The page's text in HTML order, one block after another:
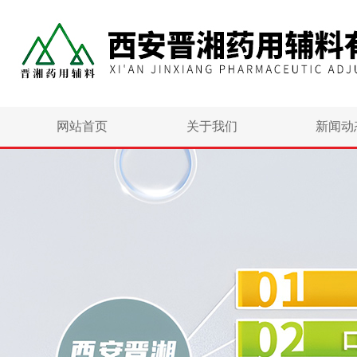
网站首页 关于我们 新闻动